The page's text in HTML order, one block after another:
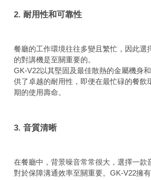
2. 耐用性和可靠性
餐廳的工作環境往往多變且繁忙，因此選
的對講機是至關重要的。
GK-V22以其堅固及最佳散熱的金屬機身
供了卓越的耐用性，即便在最忙碌的餐飲
期的使用壽命。
3. 音質清晰
在餐廳中，背景噪音常常很大，選擇一款
對於保障溝通效率至關重要。GK-V22擁